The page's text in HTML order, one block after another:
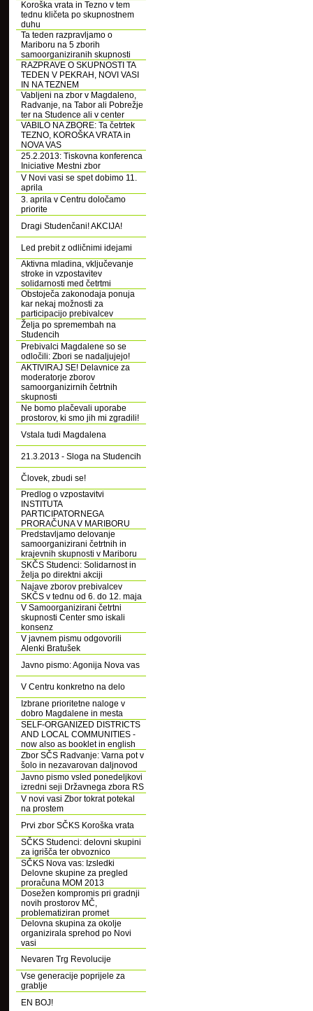
Koroška vrata in Tezno v tem
tednu kličeta po skupnostnem
duhu
Ta teden razpravljamo o
Mariboru na 5 zborih
samoorganiziranih skupnosti
RAZPRAVE O SKUPNOSTI TA
TEDEN V PEKRAH, NOVI VASI
IN NA TEZNEM
Vabljeni na zbor v Magdaleno,
Radvanje, na Tabor ali Pobrežje
ter na Studence ali v center
VABILO NA ZBORE: Ta četrtek
TEZNO, KOROŠKA VRATA in
NOVA VAS
25.2.2013: Tiskovna konferenca
Iniciative Mestni zbor
V Novi vasi se spet dobimo 11.
aprila
3. aprila v Centru določamo
priorite
Dragi Studenčani! AKCIJA!
Led prebit z odličnimi idejami
Aktivna mladina, vključevanje
stroke in vzpostavitev
solidarnosti med četrtmi
Obstoječa zakonodaja ponuja
kar nekaj možnosti za
participacijo prebivalcev
Želja po spremembah na
Studencih
Prebivalci Magdalene so se
odločili: Zbori se nadaljujejo!
AKTIVIRAJ SE! Delavnice za
moderatorje zborov
samoorganizirnih četrtnih
skupnosti
Ne bomo plačevali uporabe
prostorov, ki smo jih mi zgradili!
Vstala tudi Magdalena
21.3.2013 - Sloga na Studencih
Človek, zbudi se!
Predlog o vzpostavitvi
INSTITUTA
PARTICIPATORNEGA
PRORAČUNA V MARIBORU
Predstavljamo delovanje
samoorganizirani četrtnih in
krajevnih skupnosti v Mariboru
SKČS Studenci: Solidarnost in
želja po direktni akciji
Najave zborov prebivalcev
SKČS v tednu od 6. do 12. maja
V Samoorganizirani četrtni
skupnosti Center smo iskali
konsenz
V javnem pismu odgovorili
Alenki Bratušek
Javno pismo: Agonija Nova vas
V Centru konkretno na delo
Izbrane prioritetne naloge v
dobro Magdalene in mesta
SELF-ORGANIZED DISTRICTS
AND LOCAL COMMUNITIES -
now also as booklet in english
Zbor SČS Radvanje: Varna pot v
šolo in nezavarovan daljnovod
Javno pismo vsled ponedeljkovi
izredni seji Državnega zbora RS
V novi vasi Zbor tokrat potekal
na prostem
Prvi zbor SČKS Koroška vrata
SČKS Studenci: delovni skupini
za igrišča ter obvoznico
SČKS Nova vas: Izsledki
Delovne skupine za pregled
proračuna MOM 2013
Dosežen kompromis pri gradnji
novih prostorov MČ,
problematiziran promet
Delovna skupina za okolje
organizirala sprehod po Novi
vasi
Nevaren Trg Revolucije
Vse generacije poprijele za
grablje
EN BOJ!